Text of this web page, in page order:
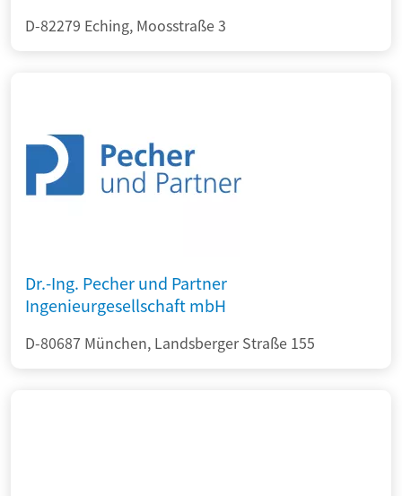
D-82279 Eching, Moosstraße 3
Dr.-Ing. Pecher und Partner
Ingenieurgesellschaft mbH
D-80687 München, Landsberger Straße 155